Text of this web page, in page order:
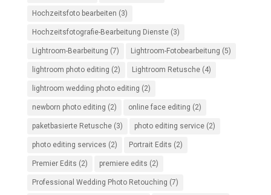
Hochzeitsfoto bearbeiten (3)
Hochzeitsfotografie-Bearbeitung Dienste(3)
Lightroom-Bearbeitung (7) Lightroom-Fotobearbeitung (5)
lightroom photo editing (2) Lightroom Retusche(4)
lightroom wedding photo editing (2)
newborn photo editing (2) online face editing (2)
paketbasierte Retusche(3) photo editing service(2)
photo editing services (2) Portrait Edits (2)
Premier Edits (2) premiere edits (2)
Professional Wedding Photo Retouching (7)